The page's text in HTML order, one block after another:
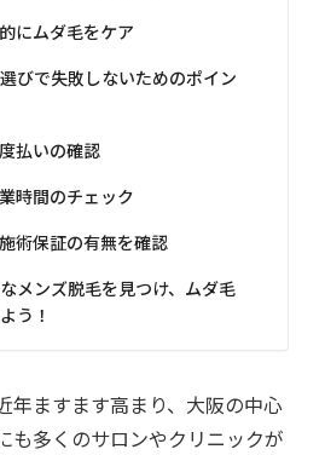
にムダ毛をケア
びで失敗しないためのポイン
払いの確認
時間のチェック
術保証の有無を確認
メンズ脱毛を見つけ、ムダ毛
う！
年ますます高まり、大阪の中心
も多くのサロンやクリニックが